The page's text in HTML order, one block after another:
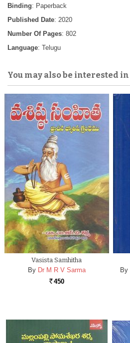
Binding: Paperback
Published Date: 2020
Number Of Pages: 802
Language: Telugu
You may also be interested in
Vasista Samhitha
By Dr M R V Sarma
Rs. 450
By